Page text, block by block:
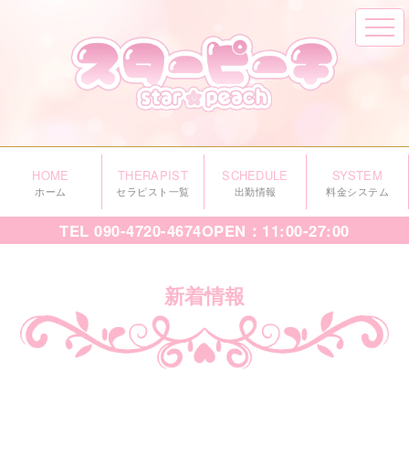
HOME
ホーム
THERAPIST
セラピスト一覧
SCHEDULE
出勤情報
SYSTEM
料金システム
TEL090-4720-4674OPEN：11:00-27:00
新着情報